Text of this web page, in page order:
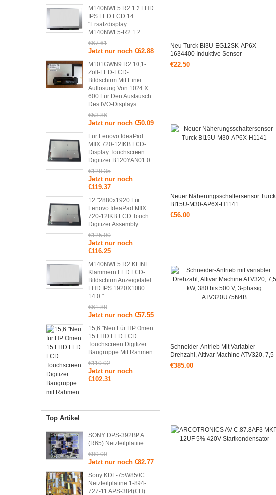
M140NWF5 R2 1.2 FHD
IPS LED LCD 14
"Ersatzdisplay
M140NWF5-R2 1.2
€67.61
Jetzt nur noch €62.88
M101GWN9 R2 10,1-
Zoll-LED-LCD-
Bildschirm Mit Einer
Auflösung Von 1024 X
600 Für Den Austausch
Des IVO-Displays
€53.86
Jetzt nur noch €50.09
Für Lenovo IdeaPad
MIIX 720-12IKB LCD-
Display Touchscreen
Digitizer B120YAN01.0
€128.35
Jetzt nur noch
€119.37
12 "2880x1920 Für
Lenovo IdeaPad MIIX
720-12IKB LCD Touch
Digitizer Assembly
€125.00
Jetzt nur noch
€116.25
M140NWF5 R2 KEINE
Klammern LED LCD-
Bildschirm Anzeigetafel
FHD IPS 1920X1080
14.0 "
€61.88
Jetzt nur noch €57.55
15,6 "Neu Für HP Omen
15 FHD LED LCD
Touchscreen Digitizer
Baugruppe Mit Rahmen
€110.02
Jetzt nur noch
€102.31
Top Artikel
SONY DPS-392BP A
(R65) Netzteilplatine
€89.00
Jetzt nur noch €82.77
Sony KDL-75W850C
Netzteilplatine 1-894-
727-11 APS-384(CH)
Neu Turck BI3U-EG12SK-AP6X
1634400 Induktive Sensor
€22.50
Neuer Näherungsschaltersensor Turck
BI15U-M30-AP6X-H1141
€56.00
Schneider-Antrieb Mit Variabler
Drehzahl, Altivar Machine ATV320, 7,5
KW, 380 Bis 500 V, 3-Phasig
€385.00